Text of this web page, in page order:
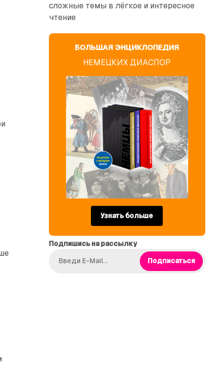
сложные темы в лёгкое и интересное
чтение
БОЛЬШАЯ ЭНЦИКЛОПЕДИЯ
НЕМЕЦКИХ ДИАСПОР
Узнать больше
Подпишись на рассылку
Подписаться